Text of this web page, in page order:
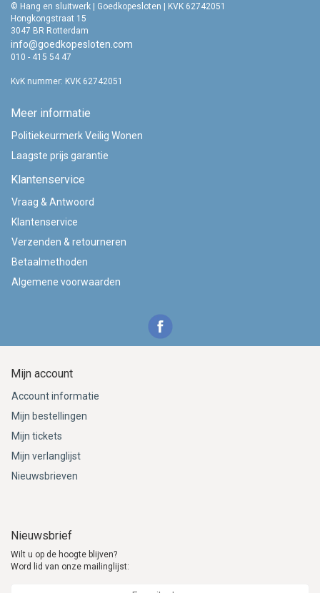
© Hang en sluitwerk | Goedkopesloten | KVK 62742051
Hongkongstraat 15
3047 BR Rotterdam
info@goedkopesloten.com
010 - 415 54 47
KvK nummer: KVK 62742051
Meer informatie
Politiekeurmerk Veilig Wonen
Laagste prijs garantie
Klantenservice
Vraag & Antwoord
Klantenservice
Verzenden & retourneren
Betaalmethoden
Algemene voorwaarden
Mijn account
Account informatie
Mijn bestellingen
Mijn tickets
Mijn verlanglijst
Nieuwsbrieven
Nieuwsbrief
Wilt u op de hoogte blijven?
Word lid van onze mailinglijst: